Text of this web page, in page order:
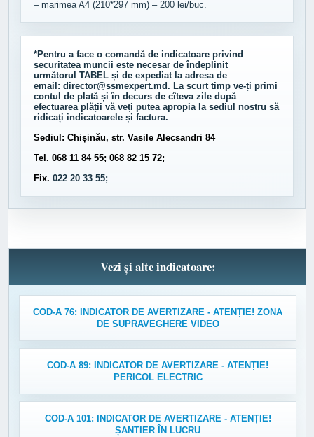
– marimea A4 (210*297 mm) – 200 lei/buc.
*Pentru a face o comandă de indicatoare privind
securitatea muncii este necesar de îndeplinit
următorul TABEL și de expediat la adresa de
email: director@ssmexpert.md. La scurt timp ve-ți primi
contul de plată și în decurs de cîteva zile după
efectuarea plății vă veți putea apropia la sediul nostru să
ridicați indicatoarele și factura.
Sediul: Chișinău, str. Vasile Alecsandri 84
Tel. 068 11 84 55; 068 82 15 72;
Fix. 022 20 33 55;
Vezi și alte indicatoare:
COD-A 76: INDICATOR DE AVERTIZARE - ATENȚIE! ZONA
DE SUPRAVEGHERE VIDEO
COD-A 89: INDICATOR DE AVERTIZARE - ATENȚIE!
PERICOL ELECTRIC
COD-A 101: INDICATOR DE AVERTIZARE - ATENȚIE!
ȘANTIER ÎN LUCRU